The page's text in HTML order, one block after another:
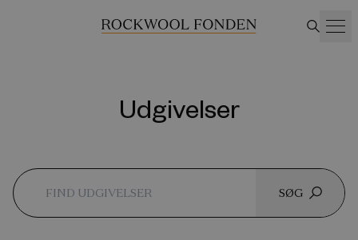
Udgivelser
SØG